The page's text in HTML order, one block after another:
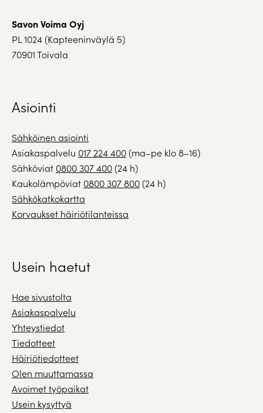
Savon Voima Oyj
PL 1024 (Kapteeninväylä 5)
70901 Toivala
Asiointi
Sähköinen asiointi
Asiakaspalvelu 017 224 400(ma–pe klo 8–16)
Sähköviat 0800 307 400(24 h)
Kaukolämpöviat 0800 307 800(24 h)
Sähkökatkokartta
Korvaukset häiriötilanteissa
Usein haetut
Hae sivustolta
Asiakaspalvelu
Yhteystiedot
Tiedotteet
Häiriötiedotteet
Olen muuttamassa
Avoimet työpaikat
Usein kysyttyä